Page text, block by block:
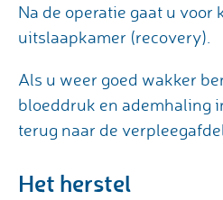
Na de operatie gaat u voor
uitslaapkamer (recovery).
Als u weer goed wakker
bloeddruk en ademhaling
terug naar de
Het herstel